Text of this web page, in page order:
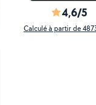
4,6/5
Calculé à partir de